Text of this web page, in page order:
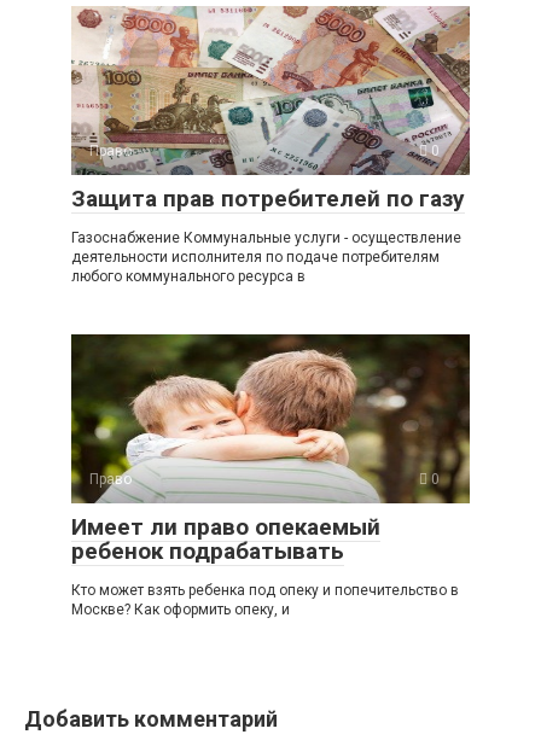
Право 0
Защита прав потребителей по газу
Газоснабжение Коммунальные услуги - осуществление
деятельности исполнителя по подаче потребителям
любого коммунального ресурса в
Право 0
Имеет ли право опекаемый
ребенок подрабатывать
Кто может взять ребенка под опеку и попечительство в
Москве? Как оформить опеку, и
Добавить комментарий